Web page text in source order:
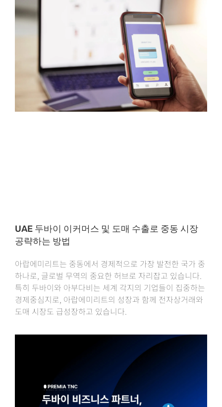
UAE 두바이 이커머스 및 도매 수출로 중동 시장
공략하는 방법
아랍에미리트는 중동에서 경제적으로 가장 발전한 국가 중
하나로, 글로벌 무역의 중요한 허브로 자리잡고 있습니다.
특히 두바이와 아부다비는 세계 각지의 기업들이 집중하는
경제중심지로, 아랍에미리트의 성장과 함께 전자상거래와
도매 시장도 급성장하고 있습니다.